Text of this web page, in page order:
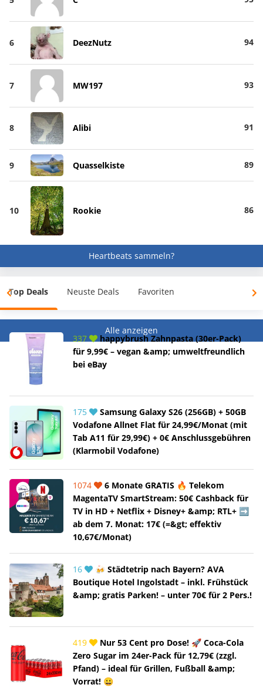
6 DeezNutz 94
7 MW197 93
8 Alibi 91
9 Quasselkiste 89
10 Rookie 86
Heartbeats sammeln?
Top Deals Neuste Deals Favoriten
Alle anzeigen
337
happybrush Zahnpasta (30er-Pack)
für 9,99€ – vegan &amp; umweltfreundlich
bei eBay
175
Samsung Galaxy S26 (256GB) + 50GB
Vodafone Allnet Flat für 24,99€/Monat (mit
Tab A11 für 29,99€) + 0€ Anschlussgebühren
(Klarmobil Vodafone)
1074
6 Monate GRATIS 🔥 Telekom
MagentaTV SmartStream: 50€ Cashback für
TV in HD + Netflix + Disney+ &amp; RTL+ ➡️
ab dem 7. Monat: 17€ (=&gt; effektiv
10,67€/Monat)
16
🍻 Städtetrip nach Bayern? AVA
Boutique Hotel Ingolstadt – inkl. Frühstück
&amp; gratis Parken! – unter 70€ für 2 Pers.!
419
Nur 53 Cent pro Dose! 🚀 Coca-Cola
Zero Sugar im 24er-Pack für 12,79€ (zzgl.
Pfand) – ideal für Grillen, Fußball &amp;
Vorrat! 😀